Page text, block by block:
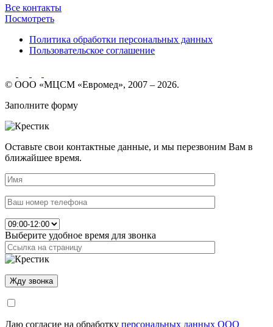
Все контакты
Посмотреть
Политика обработки персональных данных
Пользовательское соглашение
© ООО «МЦСМ «Евромед», 2007 – 2026.
Заполните форму
Оставьте свои контактные данные, и мы перезвоним Вам в
ближайшее время.
Выберите удобное время для звонка
Даю согласие на обработку персональных данных ООО